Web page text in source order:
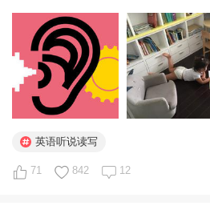
Wings, Dinopaw等动画片视频音频，
英语听说读写
71 842 12